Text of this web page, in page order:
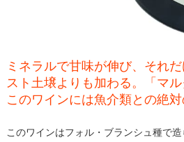
ミネラルで甘味が伸び、それ
スト土壌よりも加わる。「マ
このワインには魚介類との絶
このワインはフォル・ブランシュ種で